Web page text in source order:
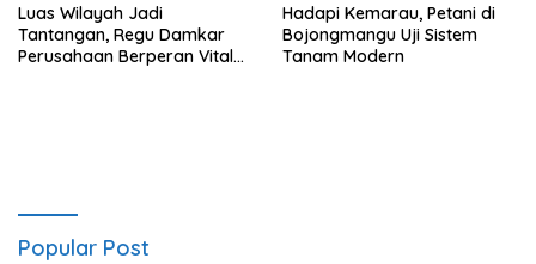
Luas Wilayah Jadi
Tantangan, Regu Damkar
Perusahaan Berperan Vital
Hadapi Kemarau, Petani di
Bojongmangu Uji Sistem
Tanam Modern
Popular Post